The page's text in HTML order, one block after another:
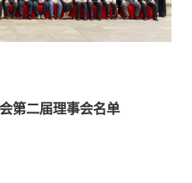
第二届理事会名单